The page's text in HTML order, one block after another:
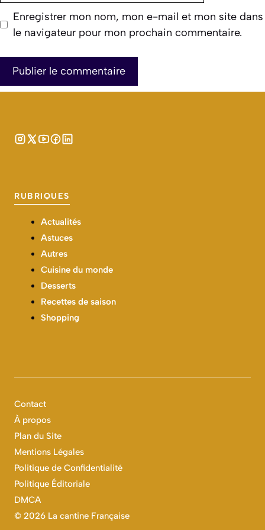
Nom
mail
Enregistrer mon nom, mon e-mail et mon site dans
le navigateur pour mon prochain commentaire.
Actualités
Autres
Cuisine du monde
Desserts
Recettes de saison